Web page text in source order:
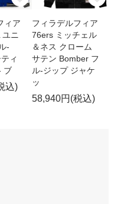
ィア
ニ
-
ィ
ブ
込)
フィラデルフィア
76ers ミッチェル
＆ネス クローム
サテン Bomber フ
ル-ジップ ジャケ
ッ
58,940円(税込)